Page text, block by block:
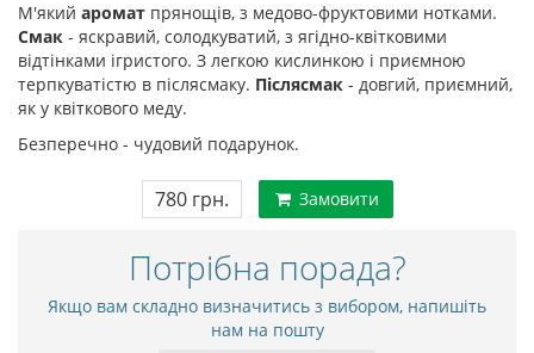
М'який аромат прянощів, з медово-фруктовими нотками.
Смак - яскравий, солодкуватий, з ягідно-квітковими
відтінками ігристого. З легкою кислинкою і приємною
терпкуватістю в післясмаку. Післясмак - довгий, приємний,
як у квіткового меду.
Безперечно - чудовий подарунок.
780 грн. Замовити
Потрібна порада?
Якщо вам складно визначитись з вибором, напишіть
нам на пошту